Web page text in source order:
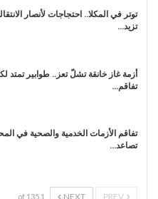
توتر في المكلا.. احتجاجات لأنصار
تزيد…
أزمة غاز خانقة تشلّ تعز.. طوابير تمتد
تفاقم…
تفاقم الأزمات الخدمية والصحية في
تصاعد…
NEXT
1 of 135